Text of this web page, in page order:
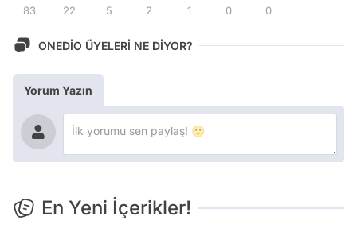
83 22 5 2 1 0 0
ONEDİO ÜYELERİ NE DİYOR?
Yorum Yazın
En Yeni İçerikler!